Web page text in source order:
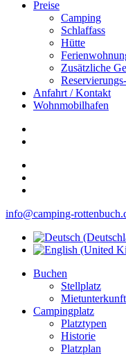
Preise
Camping
Schlaffass
Hütte
Zusätzliche
Anfahrt / Kontakt
Wohnmobilhafen
info@camping-
Buchen
Stellplatz
Mietunterkunft
Campingplatz
Platztypen
Historie
Platzplan